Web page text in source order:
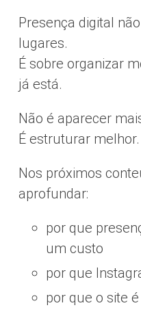
Presença digital
lugares.
É sobre organizar
já está.
Não é aparecer
É estruturar melhor.
Nos próximos
aprofundar:
por que
um custo
por que
por que o site